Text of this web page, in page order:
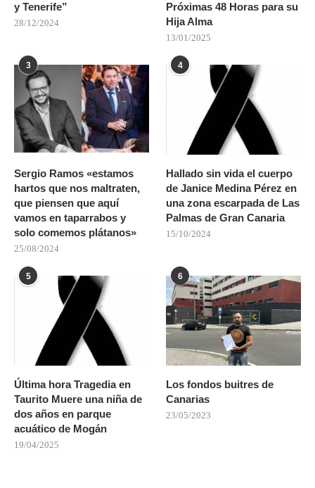
y Tenerife”
28/12/2024
Próximas 48 Horas para su
Hija Alma
13/01/2025
3
Sergio Ramos «estamos
hartos que nos maltraten,
que piensen que aquí
vamos en taparrabos y
solo comemos plátanos»
25/08/2024
4
Hallado sin vida el cuerpo
de Janice Medina Pérez en
una zona escarpada de Las
Palmas de Gran Canaria
15/10/2024
5
Última hora Tragedia en
Taurito Muere una niña de
dos años en parque
acuático de Mogán
19/04/2025
6
Los fondos buitres de
Canarias
23/05/2023